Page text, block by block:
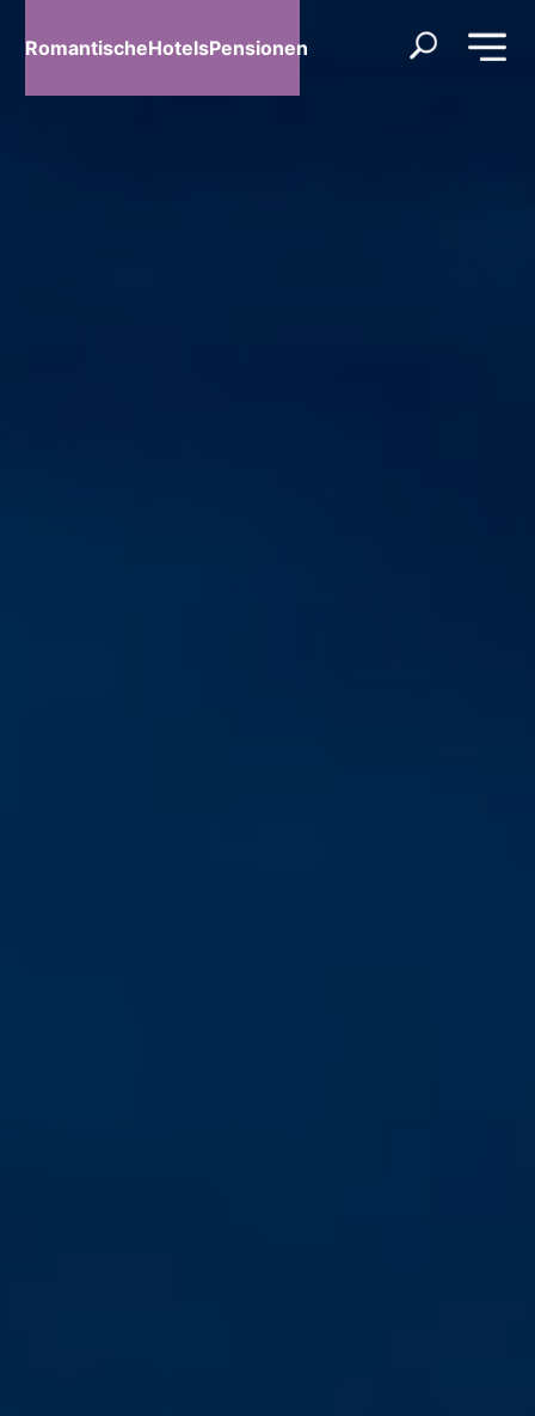
RomantischeHotelsPensionen